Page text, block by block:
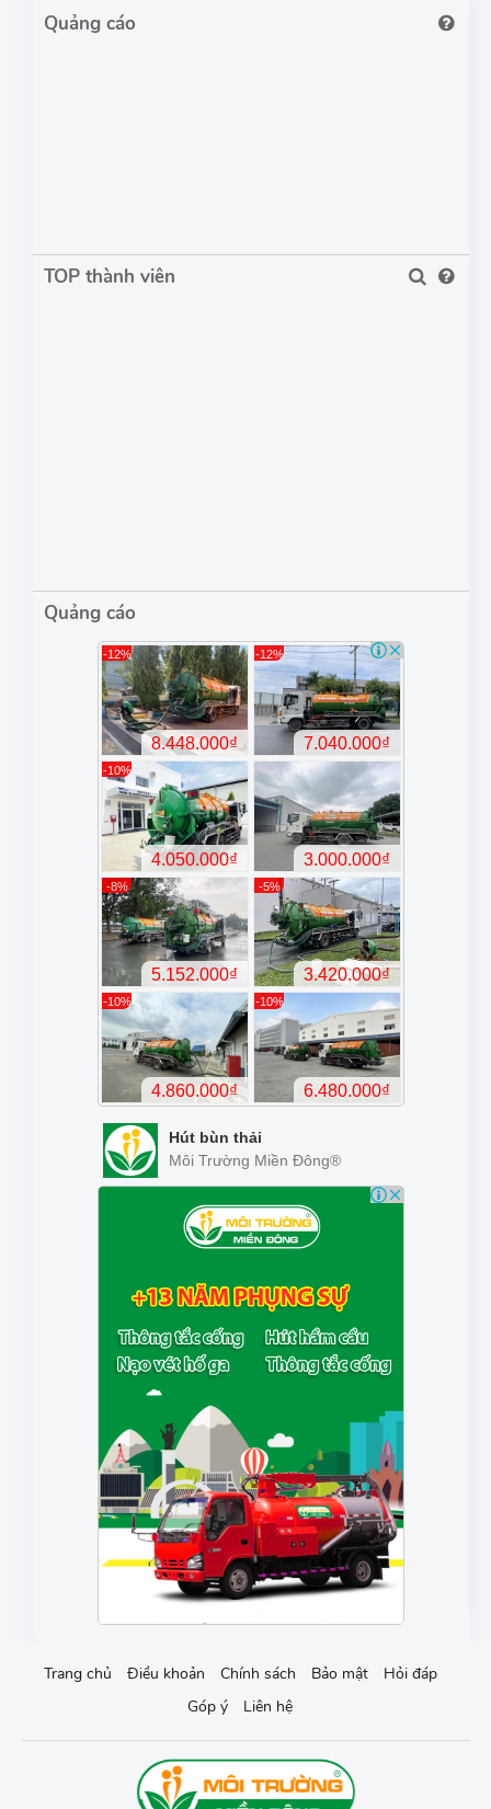
TOP thành viên
Hút bùn thải
Môi Trường Miền Đông®
Trang chủ Điều khoản Chính sách Bảo mật
Hỏi đáp
Góp ý
Liên hệ